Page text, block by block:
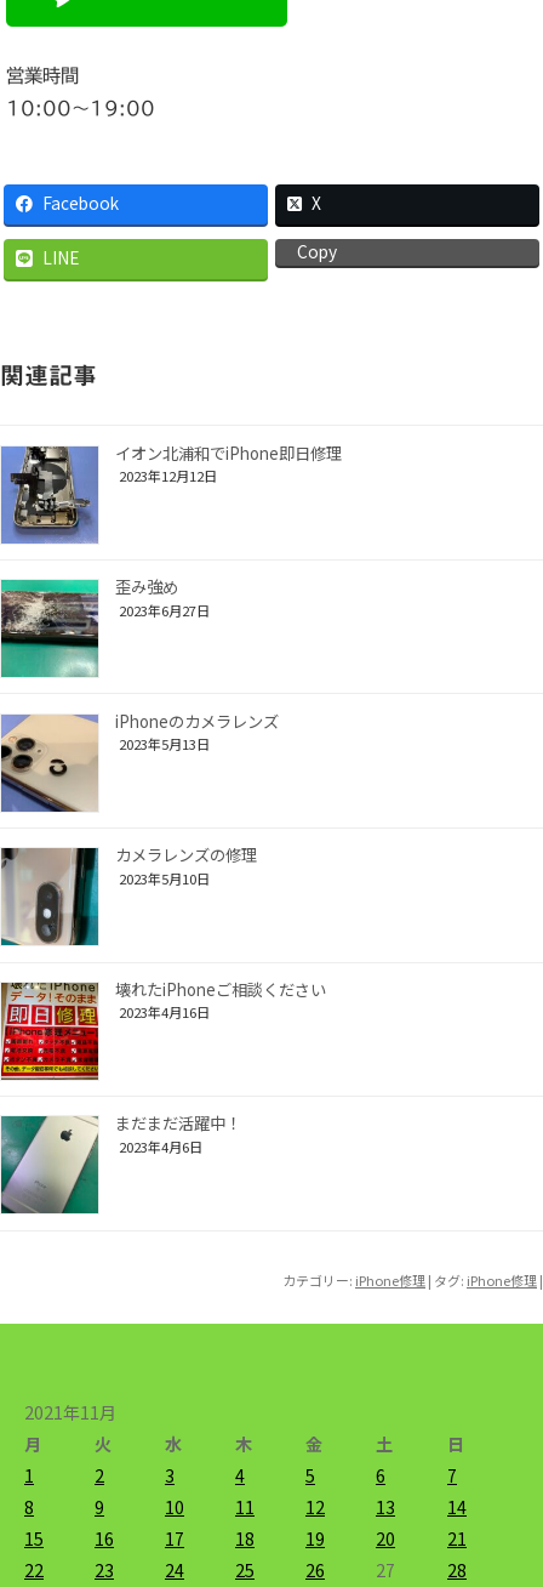
営業時間
10:00〜19:00
Facebook X
LINE Copy
関連記事
イオン北浦和でiPhone即日修理
2023年12月12日
歪み強め
2023年6月27日
iPhoneのカメラレンズ
2023年5月13日
カメラレンズの修理
2023年5月10日
壊れたiPhoneご相談ください
2023年4月16日
まだまだ活躍中！
2023年4月6日
カテゴリー: iPhone修理| タグ: iPhone修理|
2021年11月
月
火 水 木 金 土
日
1
2 3 4 5 6
7
8
9 10 11 12 13
14
15
16 17 18 19 20
21
22
23 24 25 26 27
28